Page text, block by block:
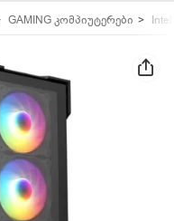
GAMING კომპიუტერები Intel